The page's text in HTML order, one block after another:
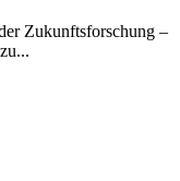
Zukunftsforschung –